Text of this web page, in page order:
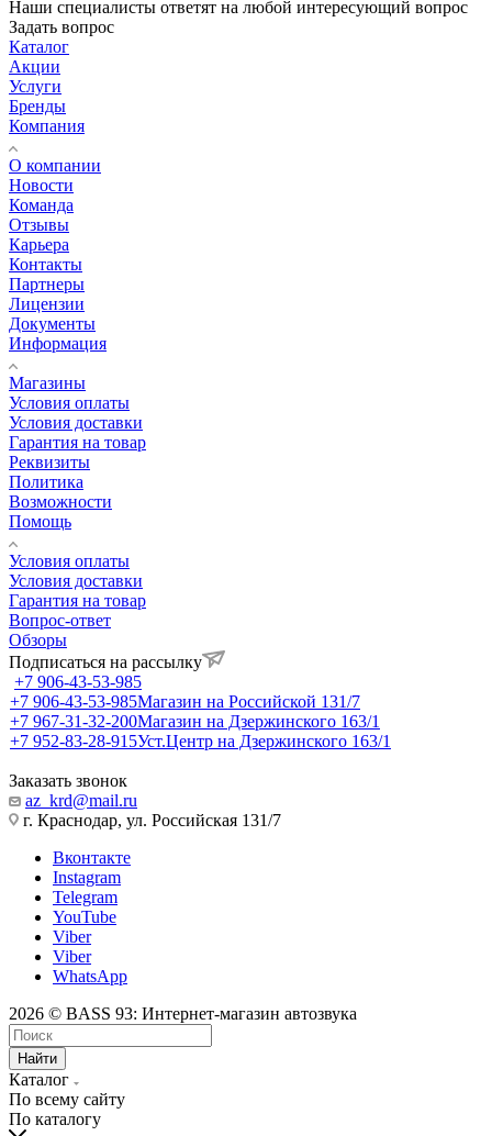
Наши специалисты ответят на любой интересующий вопрос
Задать вопрос
Каталог
Акции
Услуги
Бренды
Компания
О компании
Новости
Команда
Отзывы
Карьера
Контакты
Партнеры
Лицензии
Документы
Информация
Магазины
Условия оплаты
Условия доставки
Гарантия на товар
Реквизиты
Политика
Возможности
Помощь
Условия оплаты
Условия доставки
Гарантия на товар
Вопрос-ответ
Обзоры
Подписаться на рассылку
+7 906-43-53-985
+7 906-43-53-985Магазин на Российской 131/7
+7 967-31-32-200Магазин на Дзержинского 163/1
+7 952-83-28-915Уст.Центр на Дзержинского 163/1
Заказать звонок
az_krd@mail.ru
г. Краснодар, ул. Российская 131/7
Вконтакте
Instagram
Telegram
YouTube
Viber
Viber
WhatsApp
2026 © BASS 93: Интернет-магазин автозвука
Найти
Каталог
По всему сайту
По каталогу